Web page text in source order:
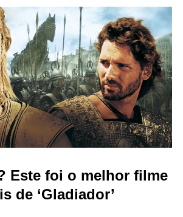
Este foi o melhor filme
de ‘Gladiador’